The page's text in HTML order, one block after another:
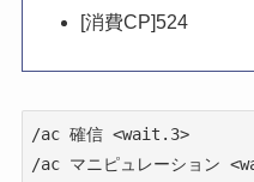
[消費CP]524
/ac 確信 <wait.3>
/ac マニピュレーション